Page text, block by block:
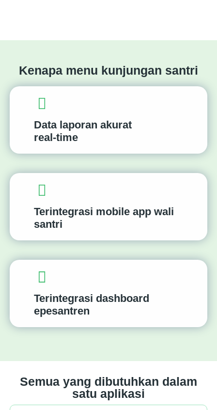
Kenapa menu kunjungan santri
Data laporan akurat
real-time
Terintegrasi mobile app wali
santri
Terintegrasi dashboard
epesantren
Semua yang dibutuhkan dalam
satu aplikasi